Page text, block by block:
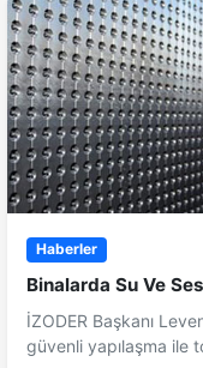
Haberler
Binalarda Su Ve
İZODER Başkanı
güvenli yapılaşma ile